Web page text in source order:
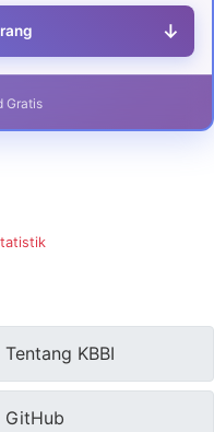
↓
Gratis
Tentang KBBI
GitHub